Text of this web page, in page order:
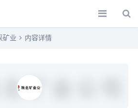
矿业 内容详情